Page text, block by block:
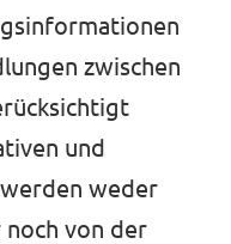
zwischen
und
weder
von der